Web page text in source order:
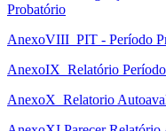
Probatório
AnexoVIII_PIT - Período
AnexoIX_Relatório
AnexoX_Relatorio